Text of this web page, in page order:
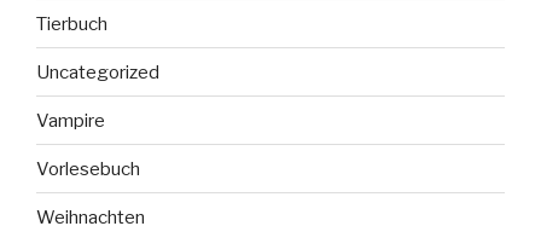
Tierbuch
Uncategorized
Vampire
Vorlesebuch
Weihnachten